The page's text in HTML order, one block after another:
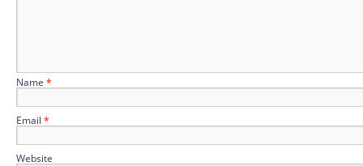
Name *
Email *
Website